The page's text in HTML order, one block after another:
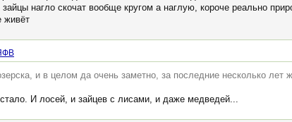
нагло скочат вообще кругом а наглую, короче реально
живёт
и в целом да очень заметно, за последние несколько лет
И лосей, и зайцев с лисами, и даже медведей...